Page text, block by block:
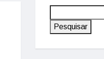
Pesquisar